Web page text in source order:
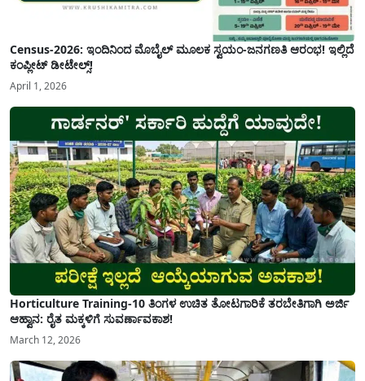
Census-2026: ಇಂದಿನಿಂದ ಮೊಬೈಲ್ ಮೂಲಕ ಸ್ವಯಂ-ಜನಗಣತಿ ಆರಂಭ! ಇಲ್ಲಿದೆ
ಕಂಪ್ಲೀಟ್ ಡೀಟೇಲ್ಸ್!
April 1, 2026
Horticulture Training-10 ತಿಂಗಳ ಉಚಿತ ತೋಟಗಾರಿಕೆ ತರಬೇತಿಗಾಗಿ ಅರ್ಜಿ
ಆಹ್ವಾನ: ರೈತ ಮಕ್ಕಳಿಗೆ ಸುವರ್ಣಾವಕಾಶ!
March 12, 2026